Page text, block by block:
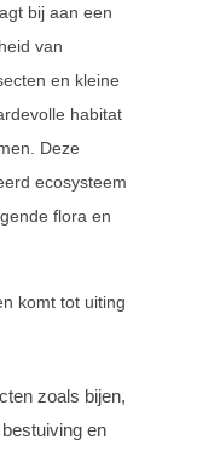
bij aan een
van
en kleine
habitat
Deze
ecosysteem
flora en
komt tot uiting
zoals bijen,
en